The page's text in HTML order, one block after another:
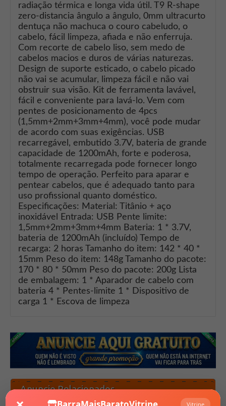
Vitrine
radiação térmica e longa vida útil. T9 R-shape
zero-distancia ângulo a ângulo, 0mm ultracurto
dentuça não machuca o couro cabeludo, o
cabelo, fácil limpeza, afiada e não enferruja.
Com recorte de cabelo liso, sem medo de
cabelos macios e duros de várias naturezas.
Design de suporte esticado, o cabelo picado
não vai se acumular, limpeza fácil e não vai
obstruir sua visão. Kit de ferramenta lavável,
fácil e conveniente para lavá-lo. Vem com
pentes de posicionamento de 4pcs
(1,5mm+2mm+3mm+4mm), você pode mudar
de acordo com suas exigências. USB
recarregável, embutido 3.7V, bateria de grande
capacidade de 1200mAh, forte e poderosa,
totalmente recarregada pode fornecer longo
tempo de operação. Perfeito para aparar e
pentear cabelos, que é adequado tanto para
uso profissional quanto doméstico.
Especificações: Material: Titânio + aço
inoxidável Entrada: USB Pente limite:
1,5mm+2mm+3mm+4mm Bateria: 1 * 3.7V,
bateria de 1200mAh (incluído) Tempo de
recarga: 2 horas Tamanho do item: 142 * 40 *
15mm Peso do item: 148g Tamanho do pacote:
170 * 80 * 50mm Peso do pacote: 200g Lista
de embalagem: 1 * Aparador de cabelo com
bateria 4 * Pentes-limite 1 * Dispositivo de
carga 1 * Escova de limpeza
Anuncio Relacionados